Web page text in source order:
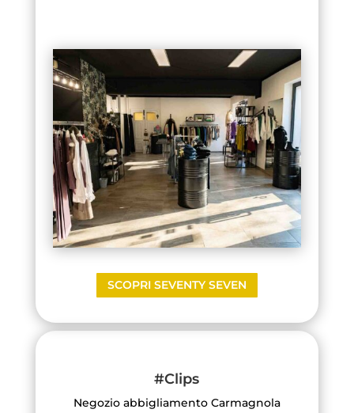
SCOPRI SEVENTY SEVEN
#Clips
Negozio abbigliamento Carmagnola